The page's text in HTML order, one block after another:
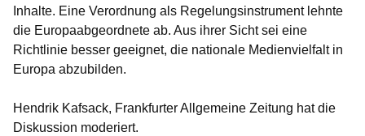
Inhalte. Eine Verordnung als Regelungsinstrument lehnte
die Europaabgeordnete ab. Aus ihrer Sicht sei eine
Richtlinie besser geeignet, die nationale Medienvielfalt in
Europa abzubilden.
Hendrik Kafsack, Frankfurter Allgemeine Zeitung hat die
Diskussion moderiert.